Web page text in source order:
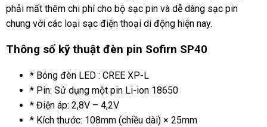
phải mất thêm chi phí cho bộ sạc pin và dễ dàng sạc pin
chung với các loại sạc điện thoại di động hiện nay.
Thông số kỹ thuật đèn pin Sofirn SP40
* Bóng đèn LED : CREE XP-L
* Pin: Sử dụng một pin Li-ion 18650
* Điện áp: 2,8V – 4,2V
* Kích thước: 108mm (chiều dài) × 25mm